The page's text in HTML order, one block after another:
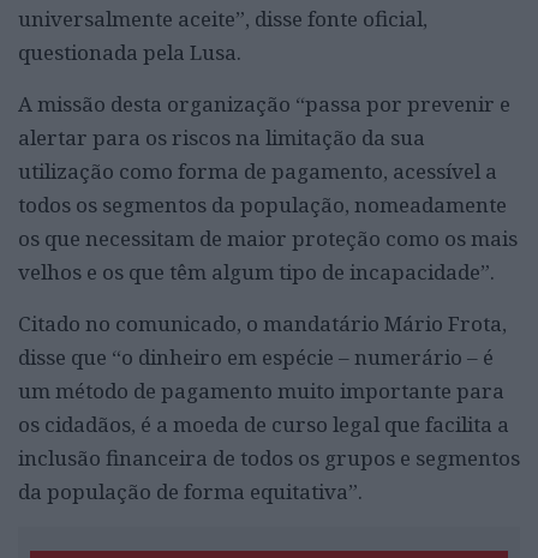
universalmente aceite”, disse fonte oficial,
questionada pela Lusa.
A missão desta organização “passa por prevenir e
alertar para os riscos na limitação da sua
utilização como forma de pagamento, acessível a
todos os segmentos da população, nomeadamente
os que necessitam de maior proteção como os mais
velhos e os que têm algum tipo de incapacidade”.
Citado no comunicado, o mandatário Mário Frota,
disse que “o dinheiro em espécie – numerário – é
um método de pagamento muito importante para
os cidadãos, é a moeda de curso legal que facilita a
inclusão financeira de todos os grupos e segmentos
da população de forma equitativa”.